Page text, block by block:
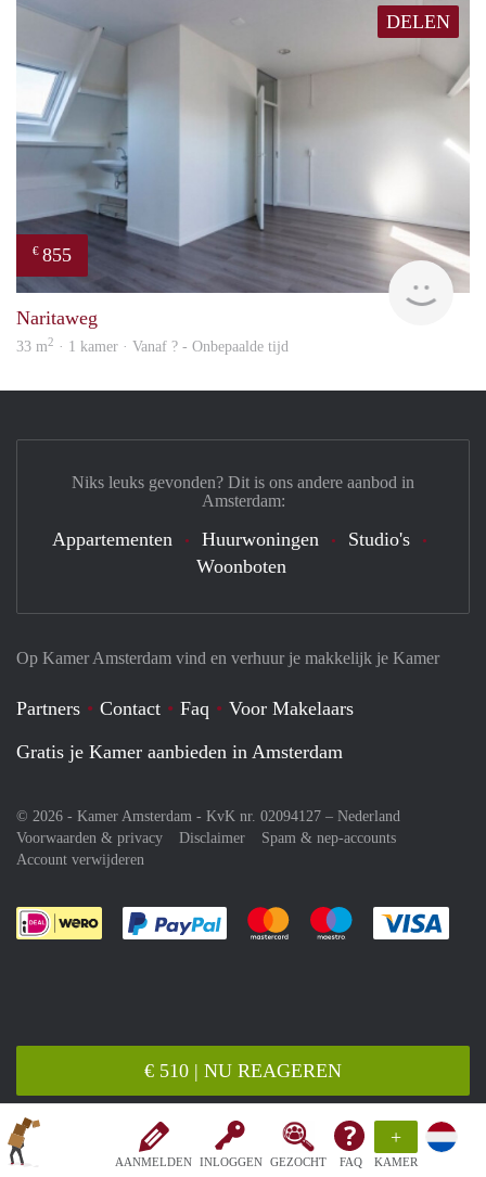
AANMELDEN INLOGGEN GEZOCHT FAQ
+
KAMER
€ 510 | NU REAGEREN
DELEN
€ 855
Naritaweg
33 m2 · 1 kamer · Vanaf ? - Onbepaalde tijd
Op Kamer Amsterdam vind en verhuur je makkelijk je Kamer
Partners Contact Faq
Voor Makelaars
Gratis je Kamer aanbieden in Amsterdam
© 2026 - Kamer Amsterdam - KvK nr. 02094127 – Nederland
Voorwaarden & privacy
Disclaimer
Spam & nep-accounts
Account verwijderen
Je rekent gemakkelijk af met Paypal
Je rekent gemakkelijk af met
Je rekent
Niks leuks gevonden? Dit is ons andere aanbod in
Amsterdam:
Appartementen Huurwoningen
Studio's
Woonboten